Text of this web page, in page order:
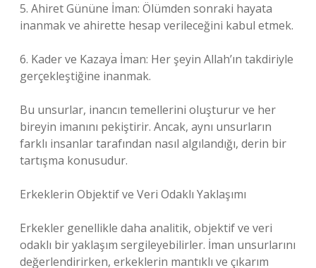
5. Ahiret Gününe İman: Ölümden sonraki hayata
inanmak ve ahirette hesap verileceğini kabul etmek.
6. Kader ve Kazaya İman: Her şeyin Allah’ın takdiriyle
gerçekleştiğine inanmak.
Bu unsurlar, inancın temellerini oluşturur ve her
bireyin imanını pekiştirir. Ancak, aynı unsurların
farklı insanlar tarafından nasıl algılandığı, derin bir
tartışma konusudur.
Erkeklerin Objektif ve Veri Odaklı Yaklaşımı
Erkekler genellikle daha analitik, objektif ve veri
odaklı bir yaklaşım sergileyebilirler. İman unsurlarını
değerlendirirken, erkeklerin mantıklı ve çıkarım